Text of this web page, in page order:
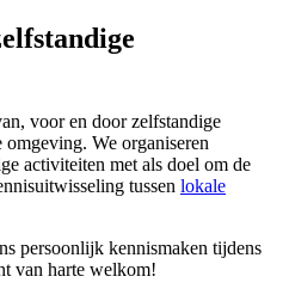
voor en door zelfstandige
omgeving. We organiseren
activiteiten met als doel om de
tussen lokale
persoonlijk kennismaken tijdens
van harte welkom!